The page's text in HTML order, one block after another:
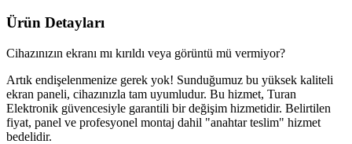
Ürün Detayları
Cihazınızın ekranı mı kırıldı veya görüntü mü vermiyor?
Artık endişelenmenize gerek yok! Sunduğumuz bu yüksek kaliteli
ekran paneli, cihazınızla tam uyumludur. Bu hizmet, Turan
Elektronik güvencesiyle garantili bir değişim hizmetidir. Belirtilen
fiyat, panel ve profesyonel montaj dahil "anahtar teslim" hizmet
bedelidir.